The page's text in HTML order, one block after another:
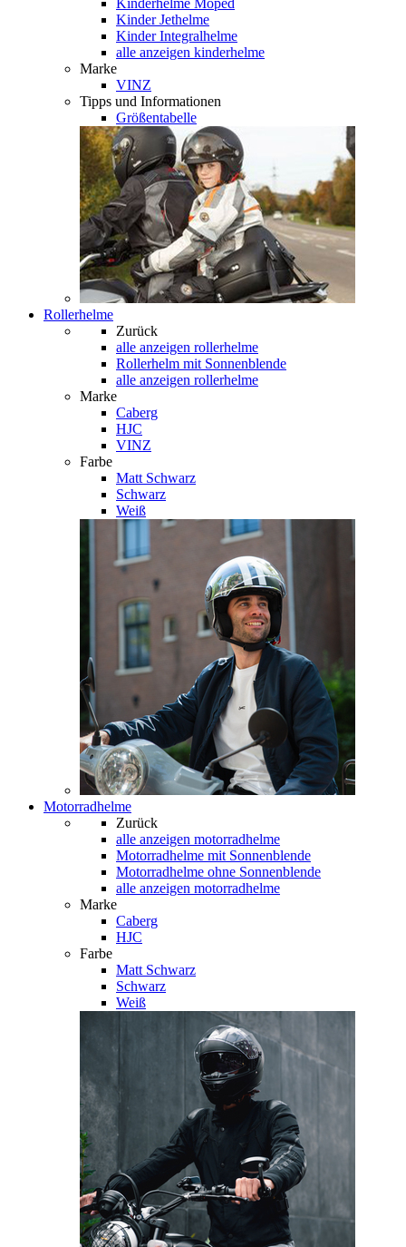
Kinderhelme Moped
Kinder Jethelme
Kinder Integralhelme
alle anzeigen kinderhelme
Marke
VINZ
Tipps und Informationen
Größentabelle
Rollerhelme
Zurück
alle anzeigen rollerhelme
Rollerhelm mit Sonnenblende
alle anzeigen rollerhelme
Marke
Caberg
HJC
VINZ
Farbe
Matt Schwarz
Schwarz
Weiß
Motorradhelme
Zurück
alle anzeigen motorradhelme
Motorradhelme mit Sonnenblende
Motorradhelme ohne Sonnenblende
alle anzeigen motorradhelme
Marke
Caberg
HJC
Farbe
Matt Schwarz
Schwarz
Weiß